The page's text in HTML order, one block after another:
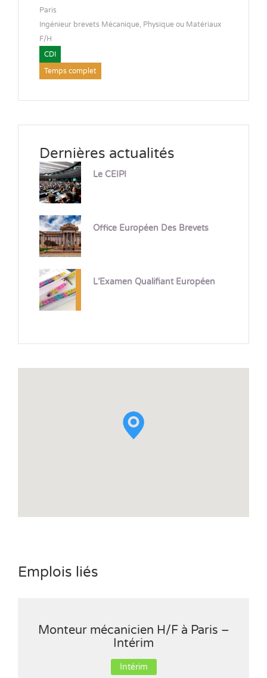
Paris
Ingénieur brevets Mécanique, Physique ou Matériaux
F/H
CDI
Temps complet
Dernières actualités
Le CEIPI
Office Européen Des Brevets
L’Examen Qualifiant Européen
Emplois liés
Monteur mécanicien H/F à Paris –
Intérim
Intérim